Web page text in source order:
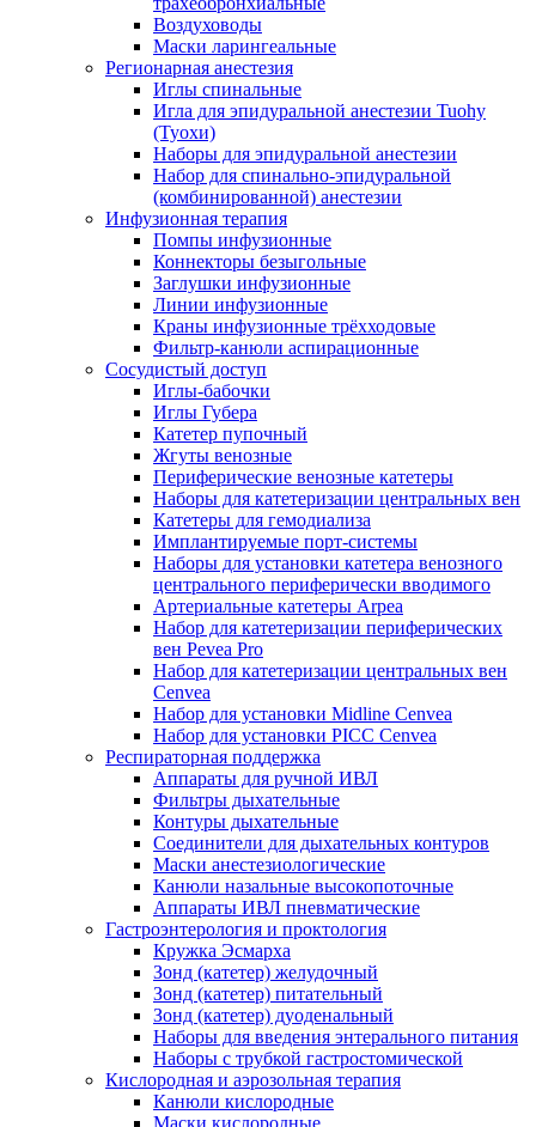
Воздуховоды
Маски ларингеальные
Регионарная анестезия
Иглы спинальные
Игла для эпидуральной анестезии Tuohy
(Туохи)
Наборы для эпидуральной анестезии
Набор для спинально-эпидуральной
(комбинированной) анестезии
Инфузионная терапия
Помпы инфузионные
Коннекторы безыгольные
Заглушки инфузионные
Линии инфузионные
Краны инфузионные трёхходовые
Фильтр-канюли аспирационные
Сосудистый доступ
Иглы-бабочки
Иглы Губера
Катетер пупочный
Жгуты венозные
Периферические венозные катетеры
Наборы для катетеризации центральных вен
Катетеры для гемодиализа
Имплантируемые порт‑системы
Наборы для установки катетера венозного
центрального периферически вводимого
Артериальные катетеры Arpea
Набор для катетеризации периферических
вен Pevea Pro
Набор для катетеризации центральных вен
Cenvea
Набор для установки Midline Cenvea
Набор для установки PICC Cenvea
Респираторная поддержка
Аппараты для ручной ИВЛ
Фильтры дыхательные
Контуры дыхательные
Соединители для дыхательных контуров
Маски анестезиологические
Канюли назальные высокопоточные
Аппараты ИВЛ пневматические
Гастроэнтерология и проктология
Кружка Эсмарха
Зонд (катетер) желудочный
Зонд (катетер) питательный
Зонд (катетер) дуоденальный
Наборы для введения энтерального питания
Наборы с трубкой гастростомической
Кислородная и аэрозольная терапия
Канюли кислородные
Маски кислородные